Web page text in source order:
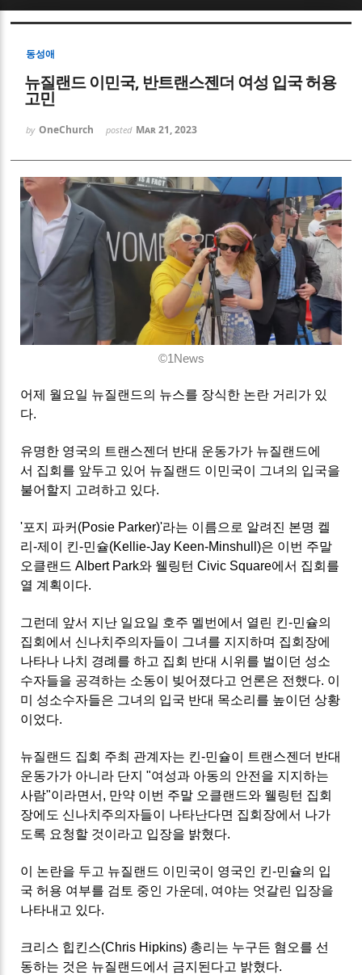
동성애
뉴질랜드 이민국, 반트랜스젠더 여성 입국 허용
고민
by OneChurch posted Mar 21, 2023
©1News
어제 월요일 뉴질랜드의 뉴스를 장식한 논란 거리가 있
다.
유명한 영국의 트랜스젠더 반대 운동가가 뉴질랜드에
서 집회를 앞두고 있어 뉴질랜드 이민국이 그녀의 입국을
불어할지 고려하고 있다.
'포지 파커(Posie Parker)'라는 이름으로 알려진 본명 켈
리-제이 킨-민슐(Kellie-Jay Keen-Minshull)은 이번 주말
오클랜드 Albert Park와 웰링턴 Civic Square에서 집회를
열 계획이다.
그런데 앞서 지난 일요일 호주 멜번에서 열린 킨-민슐의
집회에서 신나치주의자들이 그녀를 지지하며 집회장에
나타나 나치 경례를 하고 집회 반대 시위를 벌이던 성소
수자들을 공격하는 소동이 빚어졌다고 언론은 전했다. 이
미 성소수자들은 그녀의 입국 반대 목소리를 높이던 상황
이었다.
뉴질랜드 집회 주최 관계자는 킨-민슐이 트랜스젠더 반대
운동가가 아니라 단지 "여성과 아동의 안전을 지지하는
사람"이라면서, 만약 이번 주말 오클랜드와 웰링턴 집회
장에도 신나치주의자들이 나타난다면 집회장에서 나가
도록 요청할 것이라고 입장을 밝혔다.
이 논란을 두고 뉴질랜드 이민국이 영국인 킨-민슐의 입
국 허용 여부를 검토 중인 가운데, 여야는 엇갈린 입장을
나타내고 있다.
크리스 힙킨스(Chris Hipkins) 총리는 누구든 혐오를 선
동하는 것은 뉴질랜드에서 금지된다고 밝혔다.
Sketchbook5, 스케치북5
Sketchbook5, 스케치북5